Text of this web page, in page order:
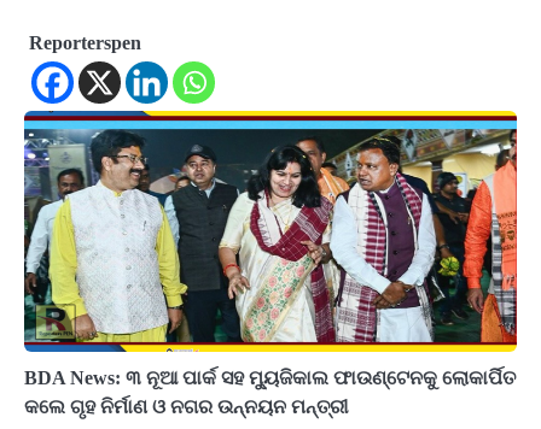
Reporterspen
BDA News: ୩ ନୂଆ ପାର୍କ ସହ ମ୍ୟୁଜିକାଲ ଫାଉଣ୍ଟେନକୁ ଲୋକାର୍ପିତ
କଲେ ଗୃହ ନିର୍ମାଣ ଓ ନଗର ଉନ୍ନୟନ ମନ୍ତ୍ରୀ